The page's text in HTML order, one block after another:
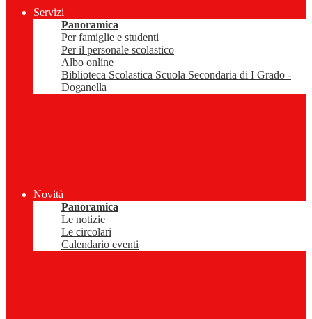
Servizi
Panoramica
Per famiglie e studenti
Per il personale scolastico
Albo online
Biblioteca Scolastica Scuola Secondaria di I Grado -
Doganella
Novità
Panoramica
Le notizie
Le circolari
Calendario eventi